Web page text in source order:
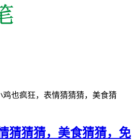
鸡也疯狂，表情猜猜猜，美食猜
猜猜猜，美食猜猜，免